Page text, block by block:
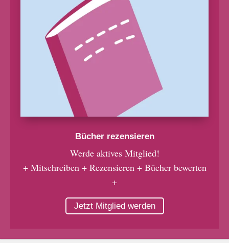
Bücher rezensieren
Werde aktives Mitglied!
+ Mitschreiben + Rezensieren + Bücher bewerten
+
Jetzt Mitglied werden